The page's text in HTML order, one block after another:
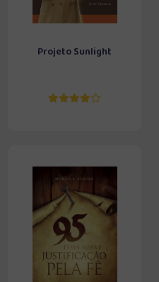
Projeto Sunlight